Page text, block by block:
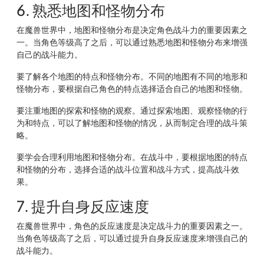
6. 熟悉地图和怪物分布
在魔兽世界中，地图和怪物分布是决定角色战斗力的重要因素之
一。当角色等级高了之后，可以通过熟悉地图和怪物分布来增强
自己的战斗能力。
要了解各个地图的特点和怪物分布。不同的地图有不同的地形和
怪物分布，要根据自己角色的特点选择适合自己的地图和怪物。
要注重地图的探索和怪物的观察。通过探索地图、观察怪物的行
为和特点，可以了解地图和怪物的情况，从而制定合理的战斗策
略。
要学会合理利用地图和怪物分布。在战斗中，要根据地图的特点
和怪物的分布，选择合适的战斗位置和战斗方式，提高战斗效
果。
7. 提升自身反应速度
在魔兽世界中，角色的反应速度是决定战斗力的重要因素之一。
当角色等级高了之后，可以通过提升自身反应速度来增强自己的
战斗能力。